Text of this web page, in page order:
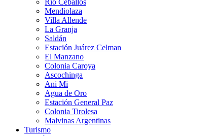
Río Ceballos
Mendiolaza
Villa Allende
La Granja
Saldán
Estación Juárez Celman
El Manzano
Colonia Caroya
Ascochinga
Ani Mi
Agua de Oro
Estación General Paz
Colonia Tirolesa
Malvinas Argentinas
Turismo